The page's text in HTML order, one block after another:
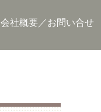
会社概要 お問い合せ